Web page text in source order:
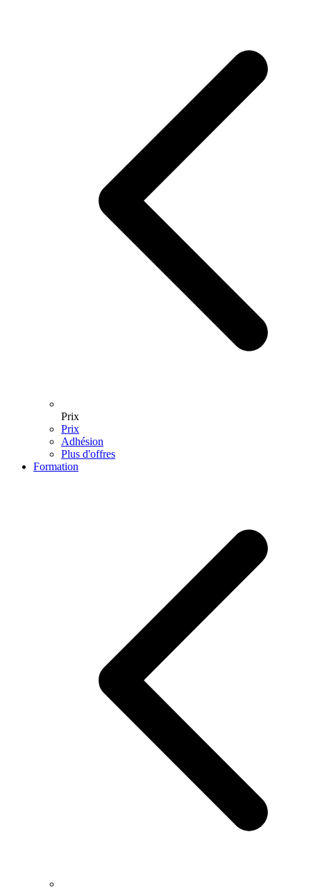
Prix
Prix
Adhésion
Plus d'offres
Formation